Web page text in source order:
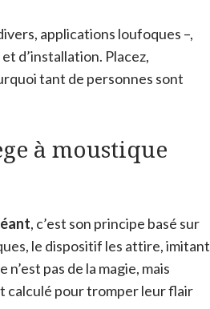
applications loufoques –,
et d’installation. Placez,
tant de personnes sont
à moustique
, c’est son principe basé sur
le dispositif les attire, imitant
pas de la magie, mais
calculé pour tromper leur flair